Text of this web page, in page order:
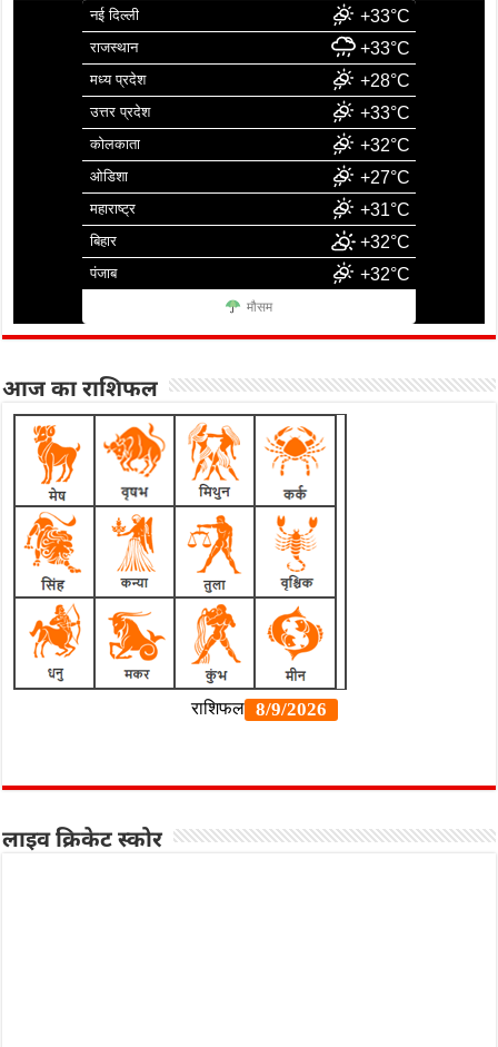
नई दिल्ली +33°C
राजस्थान +33°C
मध्य प्रदेश +28°C
उत्तर प्रदेश +33°C
कोलकाता +32°C
ओडिशा +27°C
महाराष्ट्र +31°C
बिहार +32°C
पंजाब +32°C
मौसम
आज का राशिफल
लाइव क्रिकेट स्कोर